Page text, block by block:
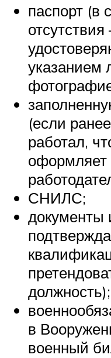
паспорт (в
указанием
(если
работал,
оформляет
СНИЛС;
документы
должность);
в
военный